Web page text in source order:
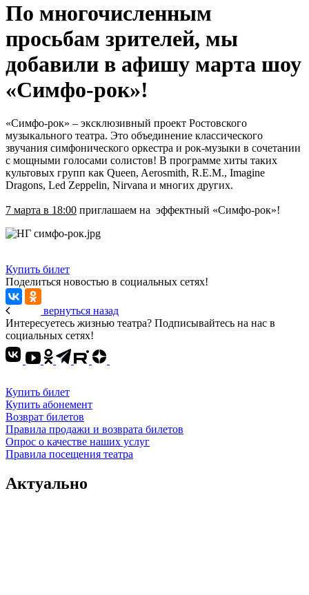
По многочисленным
просьбам зрителей, мы
добавили в афишу марта шоу
«Симфо-рок»!
«Симфо-рок» – эксклюзивный проект Ростовского
музыкального театра. Это объединение классического
звучания симфонического оркестра и рок-музыки в сочетании
с мощными голосами солистов! В программе хиты таких
культовых групп как Queen, Aerosmith, R.E.M., Imagine
Dragons, Led Zeppelin, Nirvana и многих других.
7 марта в 18:00 приглашаем на эффектный «Симфо-рок»!
Купить билет
Поделиться новостью в социальных сетях!
вернуться назад
Интересуетесь жизнью театра? Подписывайтесь на нас в
социальных сетях!
Купить билет
Купить абонемент
Возврат билетов
Правила продажи и возврата билетов
Опрос о качестве наших услуг
Правила посещения театра
Актуально